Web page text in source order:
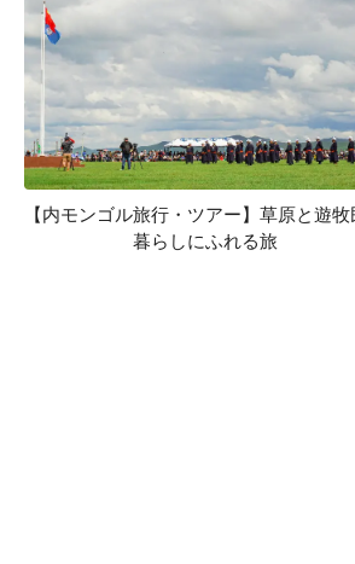
【内モンゴル旅行・ツアー】草原と遊
暮らしにふれる旅